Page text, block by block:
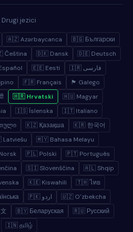
Drugi jezici
🇦🇿 Azərbaycanca
🇧🇬 Български
🇩🇰 Dansk
🇩🇪 Deutsch
🇪🇪 Eesti
🇮🇷 فارسی
🇫🇷 Français
🏴 Galego
🇭🇷 Hrvatski
🇭🇺 Magyar
🇮🇸 Íslenska
🇮🇹 Italiano
🇰🇿 Қазақша
🇰🇷 한국어
🇲🇾 Bahasa Melayu
🇵🇱 Polski
🇵🇹 Português
🇸🇮 Slovenščina
🇦🇱 Shqip
🇰🇪 Kiswahili
🇹🇭 ไทย
🇵🇰 اردو
🇺🇿 Oʻzbekcha
🇧🇾 Беларуская
🇷🇺 Русский
🇮🇳 தமிழ்